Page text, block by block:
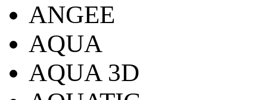
ANGEE
AQUA
AQUA 3D